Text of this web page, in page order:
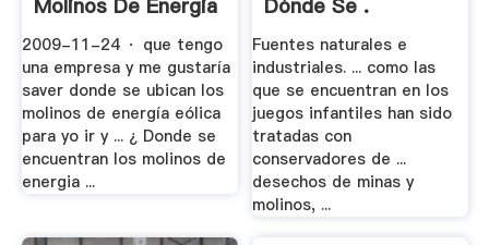
Molinos De Energia
.
2009-11-24 · que tengo
una empresa y me gustaría
saver donde se ubican los
molinos de energía eólica
para yo ir y ... ¿ Donde se
encuentran los molinos de
energia ...
Dónde Se .
Fuentes naturales e
industriales. ... como las
que se encuentran en los
juegos infantiles han sido
tratadas con
conservadores de ...
desechos de minas y
molinos, ...